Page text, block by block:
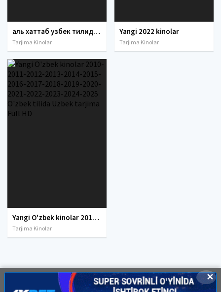
аль хаттаб узбек тилида , умар аль хаттаб узбек тилида, ҳинд кинолари ўзбек тилида, ишк узбек тилида, ибн аль хаттаб узбек тилида, чукур узбек тилида,
Tarjima Kinolar
Yangi 2022 kinolar
Tarjima Kinolar
Yangi O'zbek kinolar 2010-2011-2012-2013-2014-2015-2016-2017-2018-2019-2020-2021-2022-2023-2024-2025 O'zbek tilida Uzbek tarjima Full HD
Tarjima Kinolar
✕